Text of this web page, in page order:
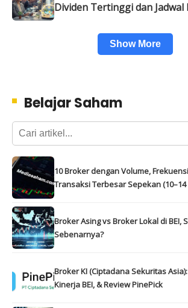
Dividen Tertinggi dan Jadwal
Show More
Belajar Saham
10 Broker dengan Volume,
Transaksi Terbesar Sepekan (10–14
Broker Asing vs Broker Lokal di BEI,
Sebenarnya?
Broker KI (Ciptadana Sekuritas
Kinerja BEI, & Review PinePick